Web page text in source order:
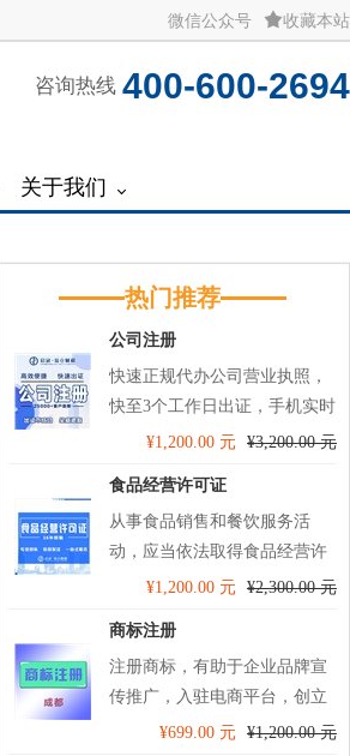
微信公众号 收藏本站
咨询热线 400-600-2694
关于我们
热门推荐
公司注册
快速正规代办公司营业执照，
快至3个工作日出证，手机实时
查看办理进度，进行服务监
理记账送税务UKey托管和开票
软件技术服务
¥1,200.00 元 ¥3,200.00 元
食品经营许可证
从事食品销售和餐饮服务活
动，应当依法取得食品经营许
可。启冠易立财税专业代办食
¥1,200.00 元 ¥2,300.00 元
商标注册
注册商标，有助于企业品牌宣
传推广，入驻电商平台，创立
无形资产，申请官方认证，防
¥699.00 元 ¥1,200.00 元